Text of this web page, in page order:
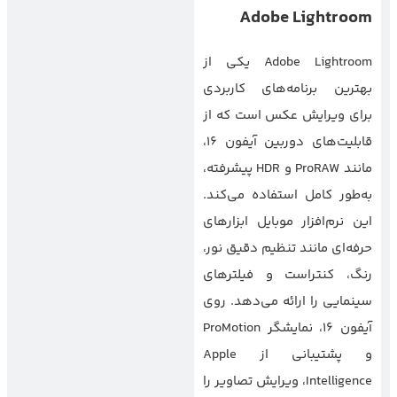
Adobe Lightroom
Adobe Lightroom یکی از
بهترین برنامه‌های کاربردی
برای ویرایش عکس است که از
قابلیت‌های دوربین آیفون ۱۶،
مانند ProRAW و HDR پیشرفته،
به‌طور کامل استفاده می‌کند.
این نرم‌افزار موبایل ابزارهای
حرفه‌ای مانند تنظیم دقیق نور،
رنگ، کنتراست و فیلترهای
سینمایی را ارائه می‌دهد. روی
آیفون ۱۶، نمایشگر ProMotion
و پشتیبانی از Apple
Intelligence، ویرایش تصاویر را